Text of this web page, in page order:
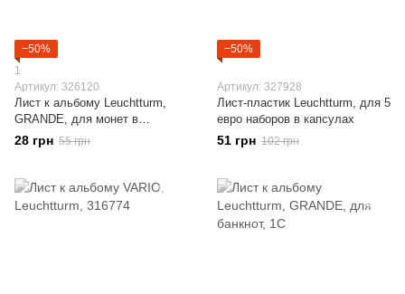
−50%
1
Артикул: 326120
Лист к альбому Leuchtturm,
GRANDE, для монет в
холдерах 67х67 мм (12
карманов), M12K
28 грн 55 грн
−50%
Артикул: 327928
Лист-пластик Leuchtturm, для 5
евро наборов в капсулах
51 грн 102 грн